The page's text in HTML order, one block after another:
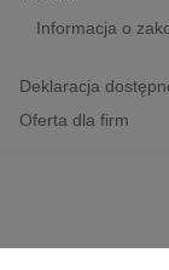
Informacja o
Deklaracja
Oferta dla firm